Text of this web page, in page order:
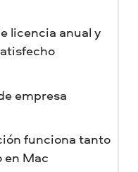
licencia anual y
empresa
funciona tanto
en Mac